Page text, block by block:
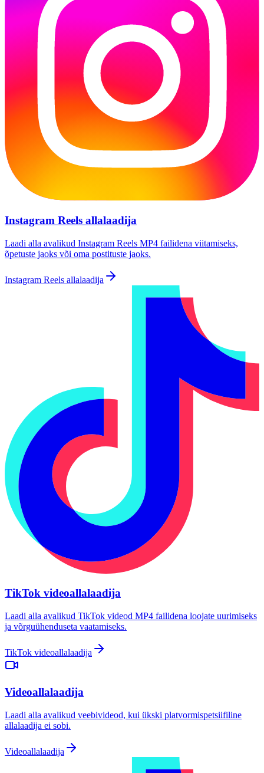
Instagram Reels allalaadija
Laadi alla avalikud Instagram Reels MP4 failidena viitamiseks,
õpetuste jaoks või oma postituste jaoks.
Instagram Reels allalaadija
TikTok videoallalaadija
Laadi alla avalikud TikTok videod MP4 failidena loojate uurimiseks
ja võrguühenduseta vaatamiseks.
TikTok videoallalaadija
Videoallalaadija
Laadi alla avalikud veebivideod, kui ükski platvormispetsiifiline
allalaadija ei sobi.
Videoallalaadija